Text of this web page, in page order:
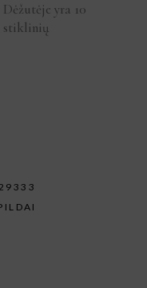
yra 10
stiklinių